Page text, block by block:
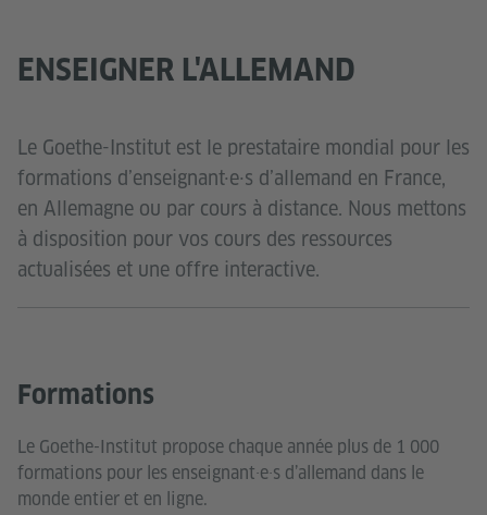
ENSEIGNER L'ALLEMAND
Le Goethe-Institut est le prestataire mondial pour les
formations d’enseignant·e·s d’allemand en France,
en Allemagne ou par cours à distance. Nous mettons
à disposition pour vos cours des ressources
actualisées et une offre interactive.
Formations
Le Goethe-Institut propose chaque année plus de 1 000
formations pour les enseignant·e·s d’allemand dans le
monde entier et en ligne.